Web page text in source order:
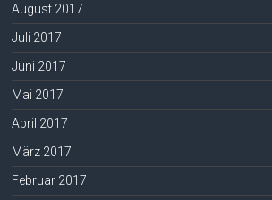
August 2017
Juli 2017
Juni 2017
Mai 2017
April 2017
März 2017
Februar 2017